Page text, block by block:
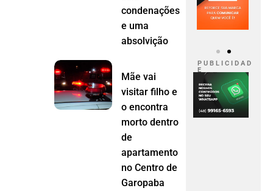
condenações
e uma
absolvição
Mãe vai
visitar filho e
o encontra
morto dentro
de
apartamento
no Centro de
Garopaba
P U B L I C I D A D
E